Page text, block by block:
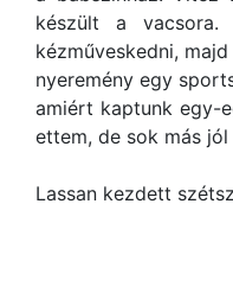
készült a vacsora.
kézműveskedni,
nyeremény egy
amiért kaptunk egy-
ettem, de sok más
Lassan kezdett